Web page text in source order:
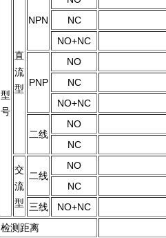
型
号
直
流
型
NPN
NC
NO+NC
PNP
NO
NC
NO+NC
二线
NO
NC
交
流
型
二线
NO
NC
三线
NO+NC
检测距离